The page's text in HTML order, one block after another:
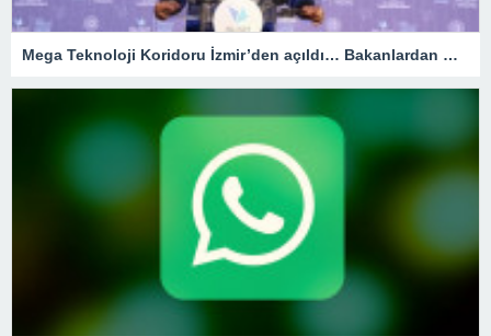
Mega Teknoloji Koridoru İzmir’den açıldı… Bakanlardan mesaj seli!